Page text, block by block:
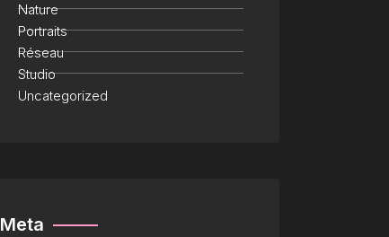
Nature
Portraits
Réseau
Studio
Uncategorized
Meta